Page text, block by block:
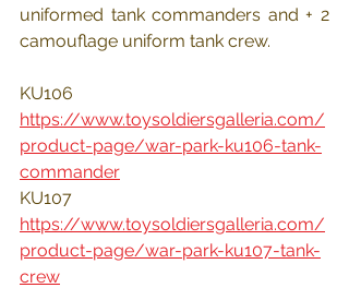
uniformed tank commanders and + 2
camouflage uniform tank crew.
KU106
https://www.toysoldiersgalleria.com/
product-page/war-park-ku106-tank-
commander
KU107
https://www.toysoldiersgalleria.com/
product-page/war-park-ku107-tank-
crew